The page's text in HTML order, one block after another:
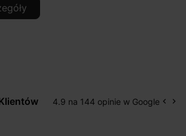
4.9 na 144 opinie w Google keyboard_arrow_left keyboard_arrow_right